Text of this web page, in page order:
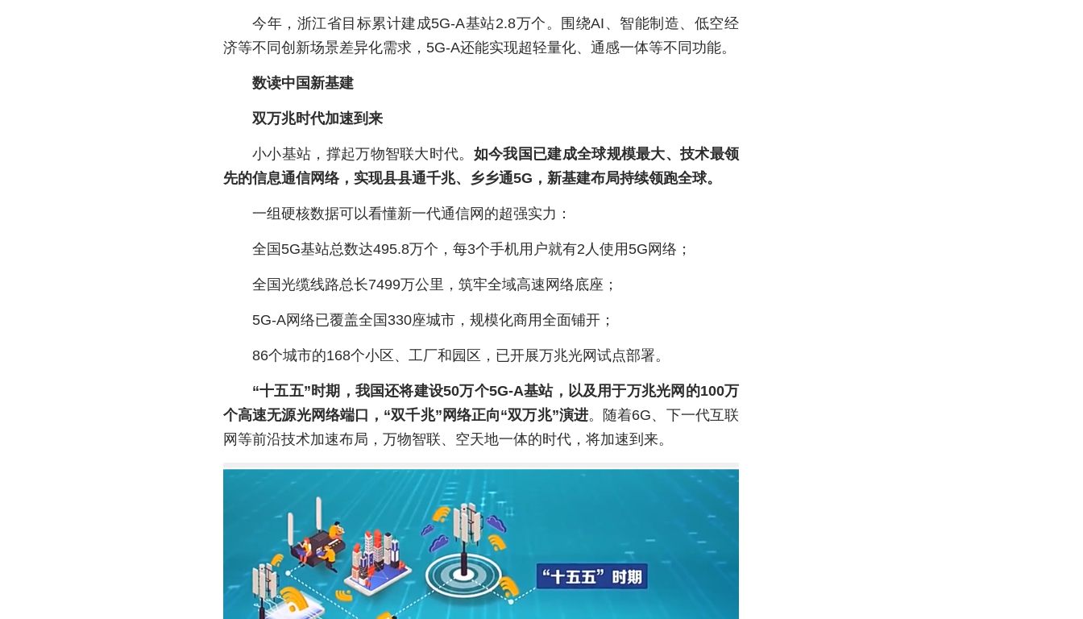
今年，浙江省目标累计建成5G-A基站2.8万个。围绕AI、智能制造、低空经
济等不同创新场景差异化需求，5G-A还能实现超轻量化、通感一体等不同功能。
数读中国新基建
双万兆时代加速到来
小小基站，撑起万物智联大时代。 如今我国已建成全球规模最大、技术最领
先的信息通信网络，实现县县通千兆、乡乡通5G，新基建布局持续领跑全球。
一组硬核数据可以看懂新一代通信网的超强实力：
全国5G基站总数达495.8万个，每3个手机用户就有2人使用5G网络；
全国光缆线路总长7499万公里，筑牢全域高速网络底座；
5G-A网络已覆盖全国330座城市，规模化商用全面铺开；
86个城市的168个小区、工厂和园区，已开展万兆光网试点部署。
“十五五”时期，我国还将建设50万个5G-A基站，以及用于万兆光网的100万
个高速无源光网络端口，“双千兆”网络正向“双万兆”演进。随着6G、下一代互联
网等前沿技术加速布局，万物智联、空天地一体的时代，将加速到来。